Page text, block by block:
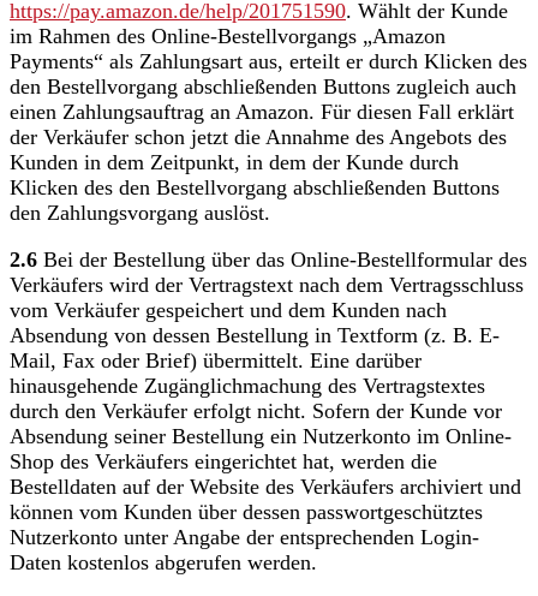
https://pay.amazon.de/help/201751590. Wählt der Kunde
im Rahmen des Online-Bestellvorgangs „Amazon
Payments“ als Zahlungsart aus, erteilt er durch Klicken des
den Bestellvorgang abschließenden Buttons zugleich auch
einen Zahlungsauftrag an Amazon. Für diesen Fall erklärt
der Verkäufer schon jetzt die Annahme des Angebots des
Kunden in dem Zeitpunkt, in dem der Kunde durch
Klicken des den Bestellvorgang abschließenden Buttons
den Zahlungsvorgang auslöst.
2.6 Bei der Bestellung über das Online-Bestellformular des
Verkäufers wird der Vertragstext nach dem Vertragsschluss
vom Verkäufer gespeichert und dem Kunden nach
Absendung von dessen Bestellung in Textform (z. B. E-
Mail, Fax oder Brief) übermittelt. Eine darüber
hinausgehende Zugänglichmachung des Vertragstextes
durch den Verkäufer erfolgt nicht. Sofern der Kunde vor
Absendung seiner Bestellung ein Nutzerkonto im Online-
Shop des Verkäufers eingerichtet hat, werden die
Bestelldaten auf der Website des Verkäufers archiviert und
können vom Kunden über dessen passwortgeschütztes
Nutzerkonto unter Angabe der entsprechenden Login-
Daten kostenlos abgerufen werden.